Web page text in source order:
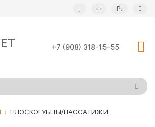
Р.
+7 (908) 318-15-55
ПЛОСКОГУБЦЫ/ПАССАТИЖИ